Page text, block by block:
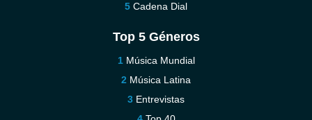
Cadena Dial
Top 5 Géneros
Música Mundial
Música Latina
Entrevistas